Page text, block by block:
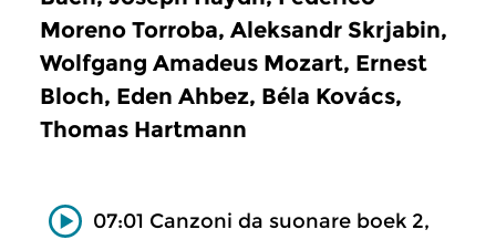
Moreno Torroba, Aleksandr Skrjabin,
Wolfgang Amadeus Mozart, Ernest
Bloch, Eden Ahbez, Béla Kovács,
Thomas Hartmann
07:01 Canzoni da suonare boek 2,